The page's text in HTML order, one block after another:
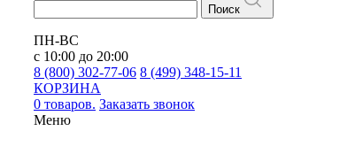
Поиск
ПН-ВС
с 10:00 до 20:00
8 (800) 302-77-06 8 (499) 348-15-11
КОРЗИНА
0 товаров. Заказать звонок
Меню